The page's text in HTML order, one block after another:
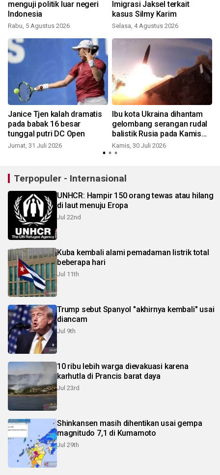
menguji politik luar negeri
Indonesia
Rabu, 5 Agustus 2026
Imigrasi Jaksel terkait
kasus Silmy Karim
Selasa, 4 Agustus 2026
Janice Tjen kalah dramatis
pada babak 16 besar
tunggal putri DC Open
Jumat, 31 Juli 2026
Ibu kota Ukraina dihantam
gelombang serangan rudal
balistik Rusia pada Kamis
pagi
Kamis, 30 Juli 2026
Terpopuler - Internasional
UNHCR: Hampir 150 orang tewas atau hilang
di laut menuju Eropa
Jul 22nd
Kuba kembali alami pemadaman listrik total
beberapa hari
Jul 11th
Trump sebut Spanyol "akhirnya kembali" usai
diancam
Jul 9th
10 ribu lebih warga dievakuasi karena
karhutla di Prancis barat daya
Jul 23rd
Shinkansen masih dihentikan usai gempa
magnitudo 7,1 di Kumamoto
Jul 29th